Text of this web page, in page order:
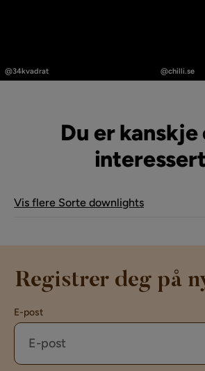
publisert
@34kvadrat
publisert
@chilli.se
Du er kanskje
Vis flere Sorte downlights
Registrer deg på
E-post